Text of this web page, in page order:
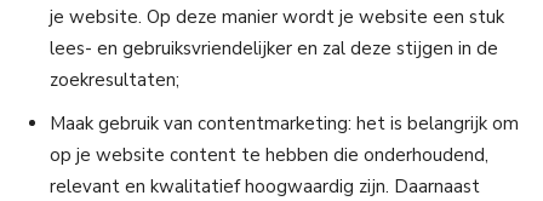
je website. Op deze manier wordt je website een stuk
lees- en gebruiksvriendelijker en zal deze stijgen in de
zoekresultaten;
Maak gebruik van contentmarketing: het is belangrijk om
op je website content te hebben die onderhoudend,
relevant en kwalitatief hoogwaardig zijn. Daarnaast